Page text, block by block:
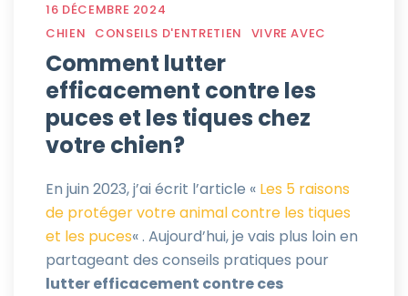
16 DÉCEMBRE 2024
CHIEN
CONSEILS D'ENTRETIEN VIVRE AVEC
Comment lutter
efficacement contre les
puces et les tiques chez
votre chien?
En juin 2023, j’ai écrit l’article « Les 5 raisons
de protéger votre animal contre les tiques
et les puces« . Aujourd’hui, je vais plus loin en
partageant des conseils pratiques pour
lutter efficacement contre ces